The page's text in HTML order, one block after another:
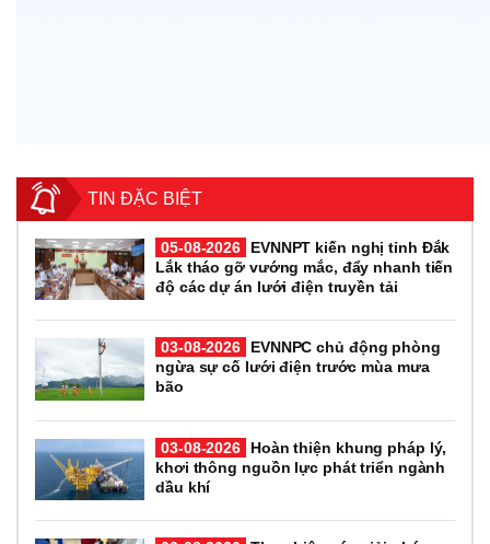
TIN ĐẶC BIỆT
05-08-2026
EVNNPT kiến nghị tỉnh Đắk
Lắk tháo gỡ vướng mắc, đẩy nhanh tiến
độ các dự án lưới điện truyền tải
03-08-2026
EVNNPC chủ động phòng
ngừa sự cố lưới điện trước mùa mưa
bão
03-08-2026
Hoàn thiện khung pháp lý,
khơi thông nguồn lực phát triển ngành
dầu khí